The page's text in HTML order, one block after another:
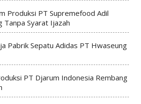
Produksi PT Supremefood Adil
Tanpa Syarat Ijazah
Pabrik Sepatu Adidas PT Hwaseung
PT Djarum Indonesia Rembang